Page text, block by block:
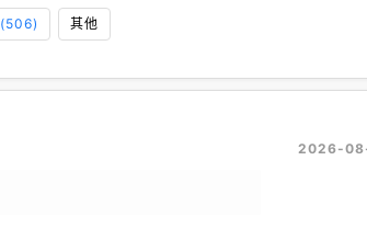
(506) 其他
2026-